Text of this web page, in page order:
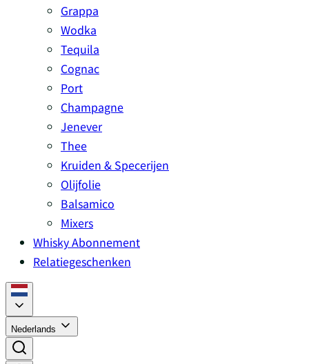
Grappa
Wodka
Tequila
Cognac
Port
Champagne
Jenever
Thee
Kruiden & Specerijen
Olijfolie
Balsamico
Mixers
Whisky Abonnement
Relatiegeschenken
Nederlands